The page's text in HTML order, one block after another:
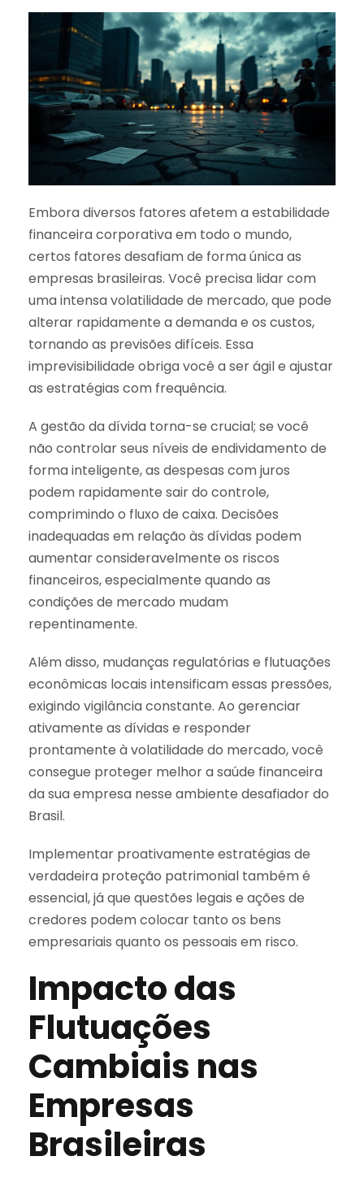
Embora diversos fatores afetem a estabilidade
financeira corporativa em todo o mundo,
certos fatores desafiam de forma única as
empresas brasileiras. Você precisa lidar com
uma intensa volatilidade de mercado, que pode
alterar rapidamente a demanda e os custos,
tornando as previsões difíceis. Essa
imprevisibilidade obriga você a ser ágil e ajustar
as estratégias com frequência.
A gestão da dívida torna-se crucial; se você
não controlar seus níveis de endividamento de
forma inteligente, as despesas com juros
podem rapidamente sair do controle,
comprimindo o fluxo de caixa. Decisões
inadequadas em relação às dívidas podem
aumentar consideravelmente os riscos
financeiros, especialmente quando as
condições de mercado mudam
repentinamente.
Além disso, mudanças regulatórias e flutuações
econômicas locais intensificam essas pressões,
exigindo vigilância constante. Ao gerenciar
ativamente as dívidas e responder
prontamente à volatilidade do mercado, você
consegue proteger melhor a saúde financeira
da sua empresa nesse ambiente desafiador do
Brasil.
Implementar proativamente estratégias de
verdadeira proteção patrimonial também é
essencial, já que questões legais e ações de
credores podem colocar tanto os bens
empresariais quanto os pessoais em risco.
Impacto das
Flutuações
Cambiais nas
Empresas
Brasileiras